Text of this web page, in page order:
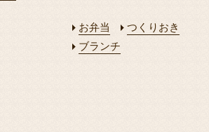
お弁当
つくりおき
ブランチ